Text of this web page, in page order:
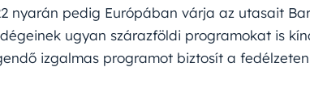
nyarán pedig Európában várja az utasait
ugyan szárazföldi programokat is
izgalmas programot biztosít a fedélzeten